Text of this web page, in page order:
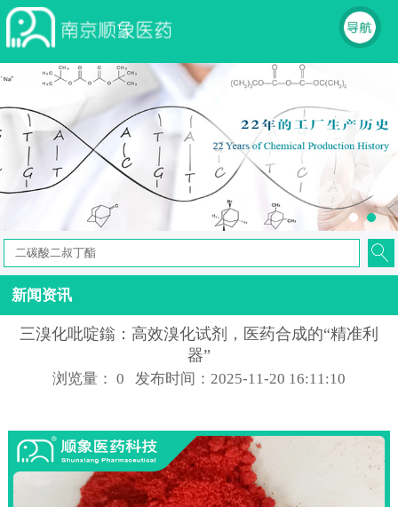
新闻资讯
三溴化吡啶鎓：高效溴化试剂，医药合成的“精准利
器”
浏览量： 0 发布时间：2025-11-20 16:11:10